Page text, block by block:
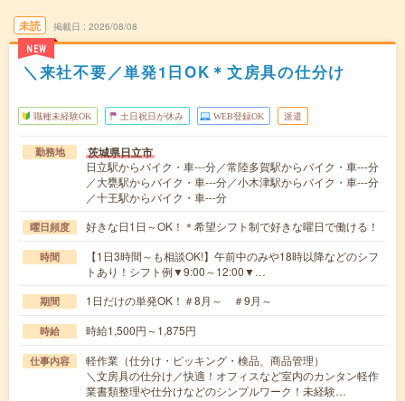
未読
NEW
掲載日 2026/08/08
＼来社不要／単発1日OK＊文房具の仕分け
職種未経験OK 土日祝日が休み WEB登録OK 派遣
勤務地 茨城県日立市
日立駅からバイク・車---分／常陸多賀駅からバイク・車---分
／大甕駅からバイク・車---分／小木津駅からバイク・車---分
／十王駅からバイク・車---分
曜日頻度 好きな日1日～OK！＊希望シフト制で好きな曜日で働ける！
時間
【1日3時間～も相談OK!】午前中のみや18時以降などのシフ
トあり！シフト例▼9:00～12:00▼…
期間 1日だけの単発OK！＃8月～ ＃9月～
時給 時給1,500円～1,875円
仕事内容
軽作業（仕分け・ピッキング・検品、商品管理）
＼文房具の仕分け／快適！オフィスなど室内のカンタン軽作
業書類整理や仕分けなどのシンプルワーク！未経験…